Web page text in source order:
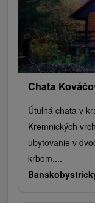
Chata
Útulná chata v
Kremnických
ubytovanie v
krbom,...